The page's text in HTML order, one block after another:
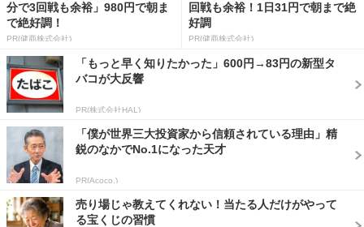
分で3回戦も余裕」980円で朝ま
で絶好調！
PR(健商株式会社)
回戦も余裕！1日31円で朝まで絶
好調
PR(健商株式会社)
「もっと早く知りたかった」600円→83円の新型タ
バコが大反響
PR(株式会社HAL)
「僕が世界三大投資家から信頼されている理由」精
鋭のなかでNo.1になった天才
PR(Acoco.)
売り場じゃ教えてくれない！当たる人だけがやって
る宝くじの習慣